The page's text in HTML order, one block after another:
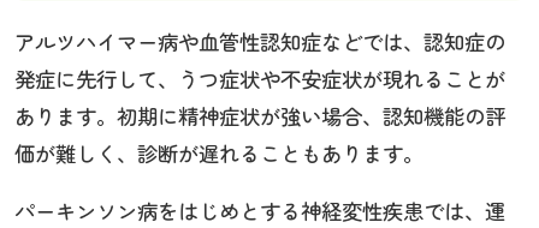
アルツハイマー病や血管性認知症などでは、認知症の
発症に先行して、うつ症状や不安症状が現れることが
あります。初期に精神症状が強い場合、認知機能の評
価が難しく、診断が遅れることもあります。
パーキンソン病をはじめとする神経変性疾患では、運